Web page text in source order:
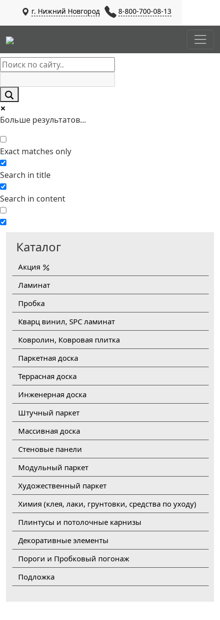
г. Нижний Новгород 8-800-700-08-13
Больше результатов...
Exact matches only
Search in title
Search in content
Каталог
Акция
Ламинат
Пробка
Кварц винил, SPC ламинат
Ковролин, Ковровая плитка
Паркетная доска
Террасная доска
Инженерная доска
Штучный паркет
Массивная доска
Стеновые панели
Модульный паркет
Художественный паркет
Химия (клея, лаки, грунтовки, средства по уходу)
Плинтусы и потолочные карнизы
Декоративные элементы
Пороги и Пробковый погонаж
Подложка